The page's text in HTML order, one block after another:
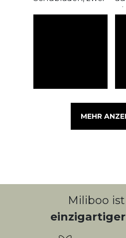
MEHR
Miliboo
einzigartiger